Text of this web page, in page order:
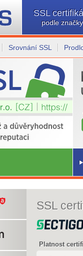
SSL
podle značky
Srovnání SSL
SSL
Platnost